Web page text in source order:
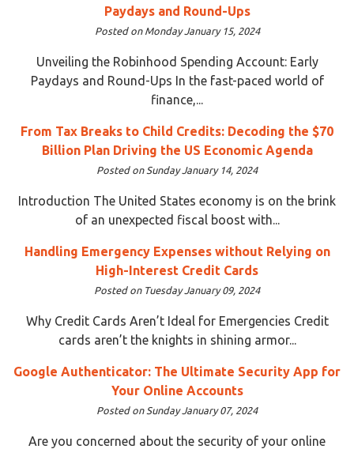
Paydays and Round-Ups
Posted on Monday January 15, 2024
Unveiling the Robinhood Spending Account: Early
Paydays and Round-Ups In the fast-paced world of
finance,...
From Tax Breaks to Child Credits: Decoding the $70
Billion Plan Driving the US Economic Agenda
Posted on Sunday January 14, 2024
Introduction The United States economy is on the brink
of an unexpected fiscal boost with...
Handling Emergency Expenses without Relying on
High-Interest Credit Cards
Posted on Tuesday January 09, 2024
Why Credit Cards Aren’t Ideal for Emergencies Credit
cards aren’t the knights in shining armor...
Google Authenticator: The Ultimate Security App for
Your Online Accounts
Posted on Sunday January 07, 2024
Are you concerned about the security of your online